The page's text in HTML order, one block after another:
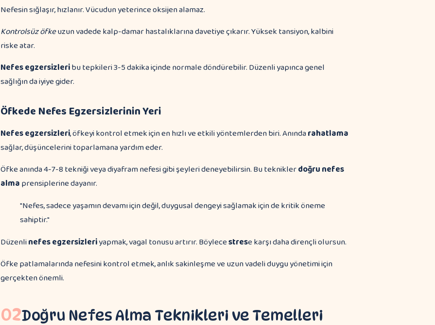
Nefesin sığlaşır, hızlanır. Vücudun yeterince oksijen alamaz.
Kontrolsüz öfkeuzun vadede kalp-damar hastalıklarına davetiye çıkarır. Yüksek tansiyon, kalbini
riske atar.
Nefes egzersizleribu tepkileri 3-5 dakika içinde normale döndürebilir. Düzenli yapınca genel
sağlığın da iyiye gider.
Öfkede Nefes Egzersizlerinin Yeri
Nefes egzersizleri, öfkeyi kontrol etmek için en hızlı ve etkili yöntemlerden biri. Anındarahatlama
sağlar, düşüncelerini toparlamana yardım eder.
Öfke anında 4-7-8 tekniği veya diyafram nefesi gibi şeyleri deneyebilirsin. Bu tekniklerdoğru nefes
almaprensiplerine dayanır.
"Nefes, sadece yaşamın devamı için değil, duygusal dengeyi sağlamak için de kritik öneme
sahiptir."
Düzenlinefes egzersizleriyapmak, vagal tonusu artırır. Böylecestrese karşı daha dirençli olursun.
Öfke patlamalarında nefesini kontrol etmek, anlık sakinleşme ve uzun vadeli duygu yönetimi için
gerçekten önemli.
02Doğru Nefes Alma Teknikleri ve Temelleri